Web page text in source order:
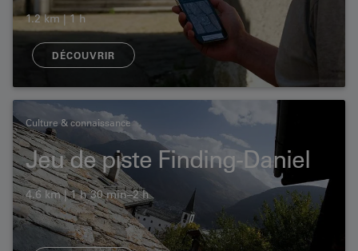
1.2 km | 1 h
DÉCOUVRIR
Culture & connaissance
Jeu de piste Finding-Daniel
4.6 km | 1 h 30 min–2 h